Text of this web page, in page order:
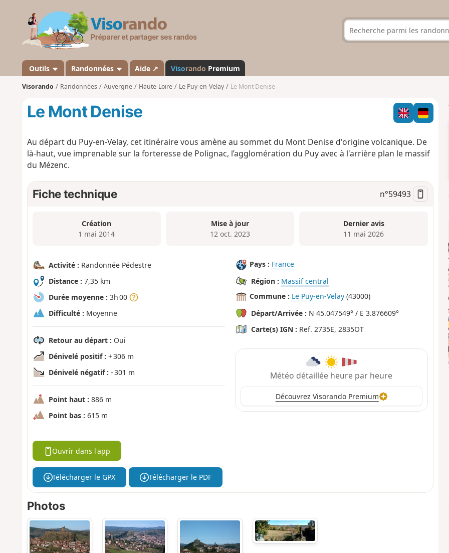
s
a
n
d
Outils Randonnées Aide ↗ Visorando Premium
Visorando Randonnées Auvergne Haute-Loire Le Puy-en-Velay Le Mont Denise
Le Mont Denise
Au départ du Puy-en-Velay, cet itinéraire vous amène au sommet du Mont Denise d'origine volcanique. De
là-haut, vue imprenable sur la forteresse de Polignac, l’agglomération du Puy avec à l'arrière plan le massif
du Mézenc.
Fiche technique n°59493
Création
1 mai 2014
Mise à jour
12 oct. 2023
Dernier avis
11 mai 2026
Activité : Randonnée Pédestre
Distance : 7,35 km
Durée moyenne : 3h 00
Difficulté : Moyenne
Retour au départ : Oui
Dénivelé positif : + 306 m
Dénivelé négatif : - 301 m
Point haut : 886 m
Point bas : 615 m
Pays : France
Région : Massif central
Commune : Le Puy-en-Velay (43000)
Départ/Arrivée : N 45.047549° / E 3.876609°
Carte(s) IGN : Ref. 2735E, 2835OT
Météo détaillée heure par heure
Découvrez Visorando Premium
Ouvrir dans l'app
Télécharger le GPX Télécharger le PDF
Photos